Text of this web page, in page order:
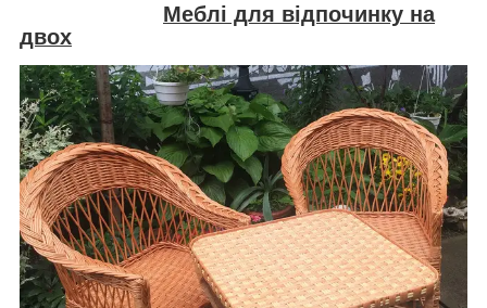
Меблі для відпочинку на
двох